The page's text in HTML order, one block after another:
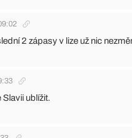
2 zápasy v lize už nic
ublížit.